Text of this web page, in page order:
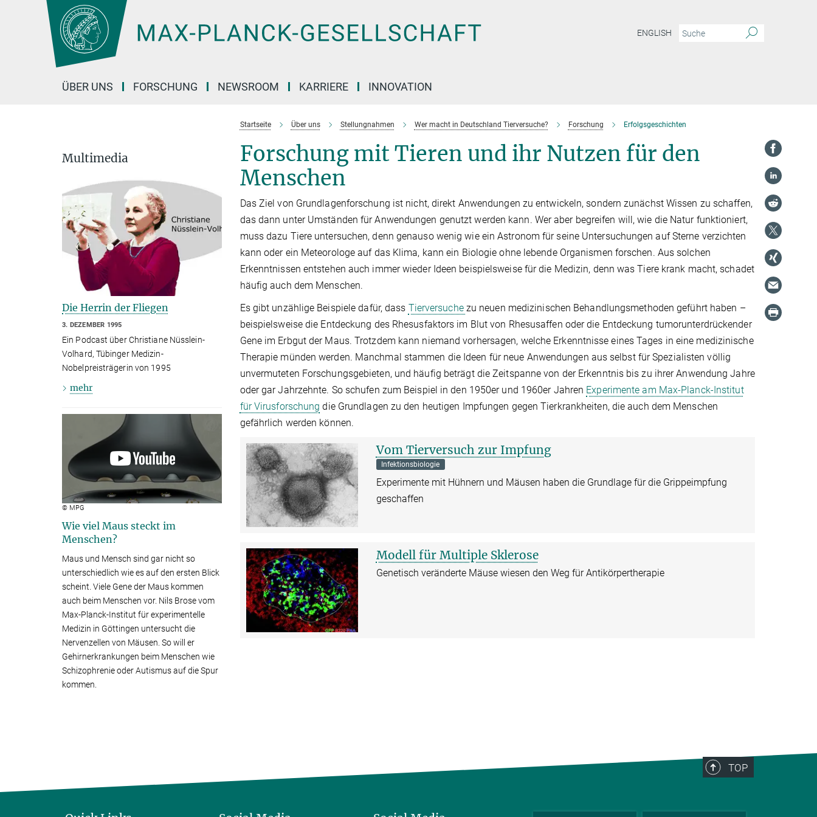
Hauptinhalt
ENGLISH
ÜBER UNS FORSCHUNG NEWSROOM KARRIERE INNOVATION
Startseite Über uns Stellungnahmen Wer macht in Deutschland Tierversuche? Forschung Erfolgsgeschichten
Forschung mit Tieren und ihr Nutzen für den
Menschen
Das Ziel von Grundlagenforschung ist nicht, direkt Anwendungen zu entwickeln, sondern zunächst Wissen zu schaffen,
das dann unter Umständen für Anwendungen genutzt werden kann. Wer aber begreifen will, wie die Natur funktioniert,
muss dazu Tiere untersuchen, denn genauso wenig wie ein Astronom für seine Untersuchungen auf Sterne verzichten
kann oder ein Meteorologe auf das Klima, kann ein Biologie ohne lebende Organismen forschen. Aus solchen
Erkenntnissen entstehen auch immer wieder Ideen beispielsweise für die Medizin, denn was Tiere krank macht, schadet
häufig auch dem Menschen.
Es gibt unzählige Beispiele dafür, dass Tierversuche zu neuen medizinischen Behandlungsmethoden geführt haben –
beispielsweise die Entdeckung des Rhesusfaktors im Blut von Rhesusaffen oder die Entdeckung tumorunterdrückender
Gene im Erbgut der Maus. Trotzdem kann niemand vorhersagen, welche Erkenntnisse eines Tages in eine medizinische
Therapie münden werden. Manchmal stammen die Ideen für neue Anwendungen aus selbst für Spezialisten völlig
unvermuteten Forschungsgebieten, und häufig beträgt die Zeitspanne von der Erkenntnis bis zu ihrer Anwendung Jahre
oder gar Jahrzehnte. So schufen zum Beispiel in den 1950er und 1960er Jahren Experimente am Max-Planck-Institut
für Virusforschung die Grundlagen zu den heutigen Impfungen gegen Tierkrankheiten, die auch dem Menschen
gefährlich werden können.
Vom Tierversuch zur Impfung
Infektionsbiologie
Experimente mit Hühnern und Mäusen haben die Grundlage für die Grippeimpfung
geschaffen
Modell für Multiple Sklerose
Genetisch veränderte Mäuse wiesen den Weg für Antikörpertherapie
Multimedia
Die Herrin der Fliegen
3. DEZEMBER 1995
Ein Podcast über Christiane Nüsslein-
Volhard, Tübinger Medizin-
Nobelpreisträgerin von 1995
mehr
© MPG
Wie viel Maus steckt im
Menschen?
Maus und Mensch sind gar nicht so
unterschiedlich wie es auf den ersten Blick
scheint. Viele Gene der Maus kommen
auch beim Menschen vor. Nils Brose vom
Max-Planck-Institut für experimentelle
Medizin in Göttingen untersucht die
Nervenzellen von Mäusen. So will er
Gehirnerkrankungen beim Menschen wie
Schizophrenie oder Autismus auf die Spur
kommen.
TOP